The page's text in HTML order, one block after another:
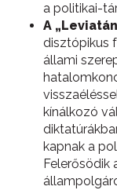
a politikai-
A
disztópikus
állami
kínálkozó
kapnak a
Felerősödik